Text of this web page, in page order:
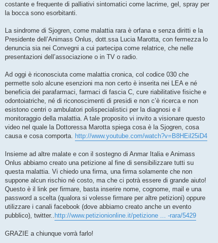
costante e frequente di palliativi sintomatici come lacrime, gel, spray per
la bocca sono esorbitanti.
La sindrome di Sjogren, come malattia rara è orfana e senza diritti e la
Presidente dell’Animass Onlus, dott.ssa Lucia Marotta, con fermezza lo
denuncia sia nei Convegni a cui partecipa come relatrice, che nelle
presentazioni dell’associazione o in TV o radio.
Ad oggi è riconosciuta come malattia cronica, col codice 030 che
permette solo alcune esenzioni ma non certo è inserita nei LEA e né
beneficia dei parafarmaci, farmaci di fascia C, cure riabilitative fisiche e
odontoiatriche, né di riconoscimenti di presidi e non c’è ricerca e non
esistono centri o ambulatori polispecialistici per la diagnosi e il
monitoraggio della malattia. A tale proposito vi invito a visionare questo
video nel quale la Dottoressa Marotta spiega cosa è la Sjogren, cosa
causa e cosa comporta. http://www.youtube.com/watch?v=B8HEil25iD4
Insieme ad altre malate e con il sostegno di Anmar Italia e Animass
Onlus abbiamo creato una petizione al fine di sensibilizzare tutti su
questa malattia. Vi chiedo una firma, una firma solamente che non
suppone alcun rischio né costo, ma che ci potrà essere di grande aiuto!
Questo è il link per firmare, basta inserire nome, cognome, mail e una
password a scelta (qualora si volesse firmare per altre petizioni) oppure
utilizzare i canali facebook (dove abbiamo creato anche un evento
pubblico), twitter.. http://www.petizionionline.it/petizione ... -rara/5429
GRAZIE a chiunque vorrà farlo!